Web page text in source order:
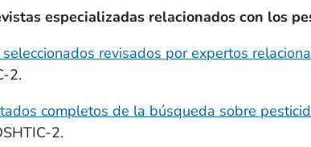
especializadas relacionados con los
revisados por expertos
2.
completos de la búsqueda sobre
2.